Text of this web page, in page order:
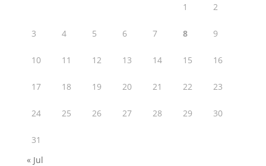
1 2
3 4 5 6 7 8 9
10 11 12 13 14 15 16
17 18 19 20 21 22 23
24 25 26 27 28 29 30
31
« Jul